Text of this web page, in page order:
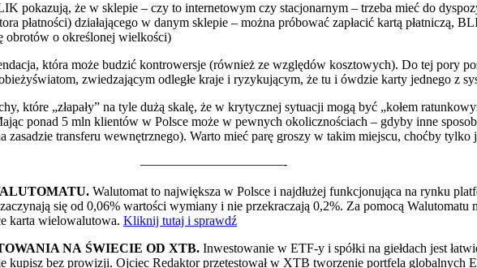
pokazują, że w sklepie – czy to internetowym czy stacjonarnym – trzeba mieć do
płatności) działającego w danym sklepie – można próbować zapłacić kartą płatniczą,
obrotów o określonej wielkości)
która może budzić kontrowersje (również ze względów kosztowych). Do tej pory
zwiedzającym odległe kraje i ryzykującym, że tu i ówdzie karty jednego z
które „złapały” na tyle dużą skalę, że w krytycznej sytuacji mogą być „kołem
ponad 5 mln klientów w Polsce może w pewnych okolicznościach – gdyby inne
transferu wewnętrznego). Warto mieć parę groszy w takim miejscu, choćby
———————————-
Walutomat to największa w Polsce i najdłużej funkcjonująca na rynku
się od 0,06% wartości wymiany i nie przekraczają 0,2%. Za pomocą
karta wielowalutowa. Kliknij tutaj i sprawdź
NA ŚWIECIE OD XTB. Inwestowanie w ETF-y i spółki na giełdach jest
bez prowizji. Ojciec Redaktor przetestował w XTB tworzenie portfela globalnych